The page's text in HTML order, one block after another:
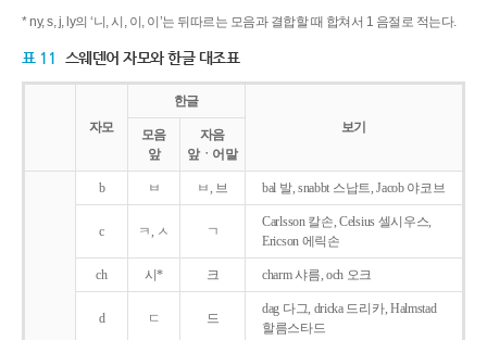
* ny, s, j, ly의 ‘니, 시, 이, 이’는 뒤따르는 모음과 결합할 때 합쳐서 1 음절로 적는다.
표 11 스웨덴어 자모와 한글 대조표
자모
한글
보기
모음
앞
자음
앞ㆍ어말
b ㅂ ㅂ, 브 bal 발, snabbt 스납트, Jacob 야코브
c ㅋ, ㅅ ㄱ
Carlsson 칼손, Celsius 셀시우스,
Ericson 에릭손
ch 시* 크 charm 샤름, och 오크
d ㄷ 드
dag 다그, dricka 드리카, Halmstad
할름스타드